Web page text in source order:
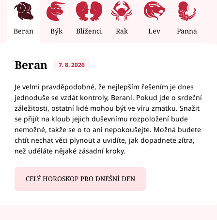
Beran Býk Blíženci Rak Lev Panna
Beran 7. 8. 2026
Je velmi pravděpodobné, že nejlepším řešením je dnes
jednoduše se vzdát kontroly, Berani. Pokud jde o srdeční
záležitosti, ostatní lidé mohou být ve víru zmatku. Snažit
se přijít na kloub jejich duševnímu rozpoložení bude
nemožné, takže se o to ani nepokoušejte. Možná budete
chtít nechat věci plynout a uvidíte, jak dopadnete zítra,
než uděláte nějaké zásadní kroky.
CELÝ HOROSKOP PRO DNEŠNÍ DEN